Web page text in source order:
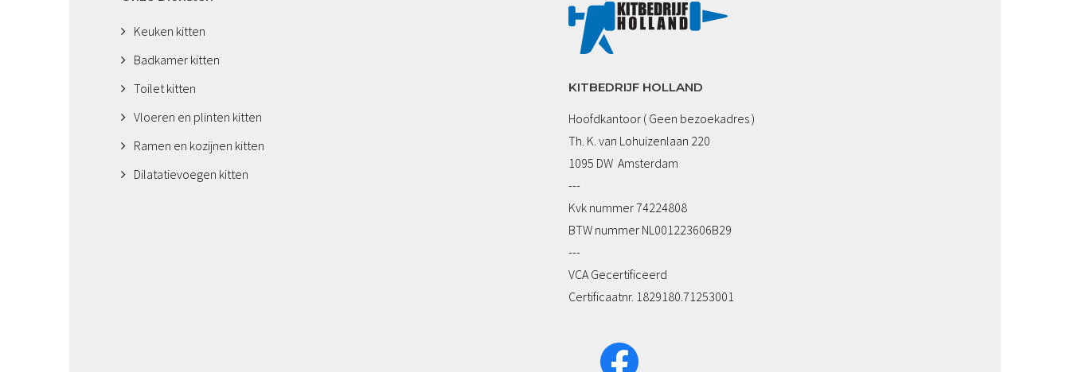
Keuken kitten
Badkamer kitten
Toilet kitten
Vloeren en plinten kitten
Ramen en kozijnen kitten
Dilatatievoegen kitten
KITBEDRIJF HOLLAND
Hoofdkantoor ( Geen bezoekadres )
Th. K. van Lohuizenlaan 220
1095 DW Amsterdam
---
Kvk nummer 74224808
BTW nummer NL001223606B29
---
VCA Gecertificeerd
Certificaatnr. 1829180.71253001